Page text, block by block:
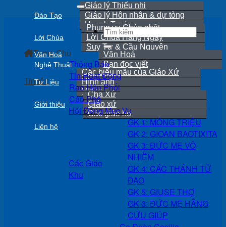
Đào Tạo
Giáo lý Thiếu nhi
Giáo lý Hôn nhân & dự tòng
Huynh Trưởng
Lời Chúa
Phụng vụ Chúa nhật
Lời Chúa Hằng Ngày
Suy Tư & Cầu Nguyện
Văn Hoá
Nghệ Thuật
Văn Hoá
Bạn đọc viết
Tư Liệu
Các biểu mẫu của Giáo Xứ
Hình ảnh
Video
Giới thiệu
Cha Xứ
Giáo xứ
Các giáo họ
Liên hệ
Trang Chủ
Tin tức
Thông Báo
Tin Hoạt Động
Rao Hôn Phối
Cáo Phó
Hội Đồng Mục Vụ
Các Giáo
Khu
GK 1: MÔNG TRIỆU
GK 2: GIOAN BAOTIXITA
GK 3: ĐỨC MẸ VÔ
NHIỄM
GK 4: CÁC THÁNH TỬ
ĐẠO
GK 5: GIUSE THỢ
GK 6: ĐỨC MẸ HẰNG
CỨU GIÚP